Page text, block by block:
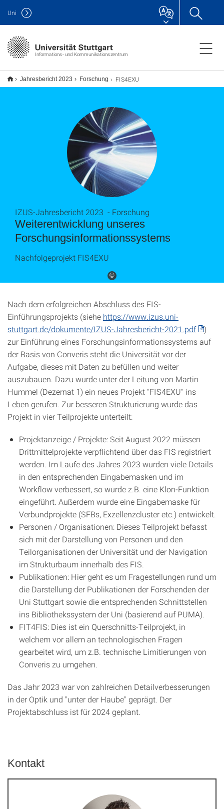
Informations- und Kommunikationszentrum
Uni
Jahresbericht 2023 Forschung FIS4EXU
©
Weiterentwicklung unseres
Forschungsinformationssystems
IZUS-Jahresbericht 2023 - Forschung
Nachfolgeprojekt FIS4EXU
Nach dem erfolgreichen Abschluss des FIS-
Einführungsprojekts (siehe https://www.izus.uni-
stuttgart.de/dokumente/IZUS-Jahresbericht-2021.pdf
)
zur Einführung eines Forschungsinformationssystems auf
der Basis von Converis steht die Universität vor der
Aufgabe, dieses mit Daten zu befüllen und weiter
auszubauen. Dazu wurde unter der Leitung von Martin
Hummel (Dezernat 1) ein neues Projekt "FIS4EXU" ins
Leben gerufen. Zur besseren Strukturierung wurde das
Projekt in vier Teilprojekte unterteilt:
Projektanzeige / Projekte: Seit August 2022 müssen
Drittmittelprojekte verpflichtend über das FIS registriert
werden. Im Laufe des Jahres 2023 wurden viele Details
in den entsprechenden Eingabemasken und im
Workflow verbessert, so wurde z.B. eine Klon-Funktion
eingeführt. Außerdem wurde eine Eingabemaske für
Verbundprojekte (SFBs, Exzellenzcluster etc.) entwickelt.
Personen / Organisationen: Dieses Teilprojekt befasst
sich mit der Darstellung von Personen und den
Teilorganisationen der Universität und der Navigation
im Strukturbaum innerhalb des FIS.
Publikationen: Hier geht es um Fragestellungen rund um
die Darstellung der Publikationen der Forschenden der
Uni Stuttgart sowie die entsprechenden Schnittstellen
ins Bibliothekssystem der Uni (basierend auf PUMA).
FIT4FIS: Dies ist ein Querschnitts-Teilprojekt, in
welchem vor allem an technologischen Fragen
gearbeitet wird, um z.B. technische Limitierungen von
Converis zu umgehen.
Das Jahr 2023 war von zahlreichen Detailverbesserungen
in der Optik und "unter der Haube" geprägt. Der
Projektabschluss ist für 2024 geplant.
Kontakt